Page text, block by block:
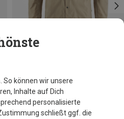
Fjällräven
Herren Hoja Rider's Wind Jacke
199,95 €
So können wir unsere
Inhalte auf Dich
personalisierte
schließt ggf. die